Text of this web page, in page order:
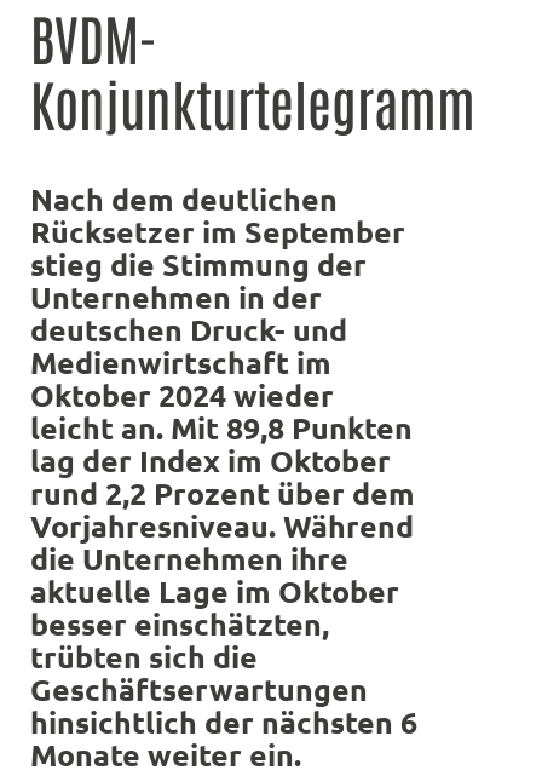
BVDM-
Konjunkturtelegramm
Nach dem deutlichen
Rücksetzer im September
stieg die Stimmung der
Unternehmen in der
deutschen Druck- und
Medienwirtschaft im
Oktober 2024 wieder
leicht an. Mit 89,8 Punkten
lag der Index im Oktober
rund 2,2 Prozent über dem
Vorjahresniveau. Während
die Unternehmen ihre
aktuelle Lage im Oktober
besser einschätzten,
trübten sich die
Geschäftserwartungen
hinsichtlich der nächsten 6
Monate weiter ein.